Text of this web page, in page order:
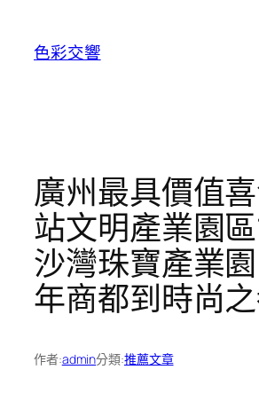
色彩交響
廣州最具價值
站文明產業園區
沙灣珠寶產業
年商都到時尚
作者:admin分類:推薦文章